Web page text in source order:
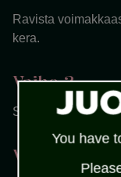
Ravista
kera.
Vaihe 2
Siivilöi high ball-
Vaihe 3
You have